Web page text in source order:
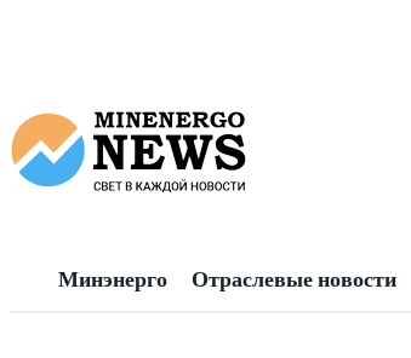
Минэнерго Отраслевые новости